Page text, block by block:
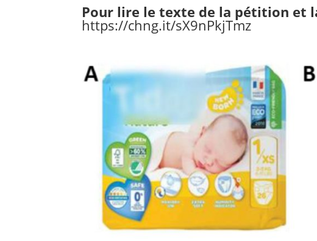
Pour lire le texte de la pétition et
https://chng.it/sX9nPkjTmz